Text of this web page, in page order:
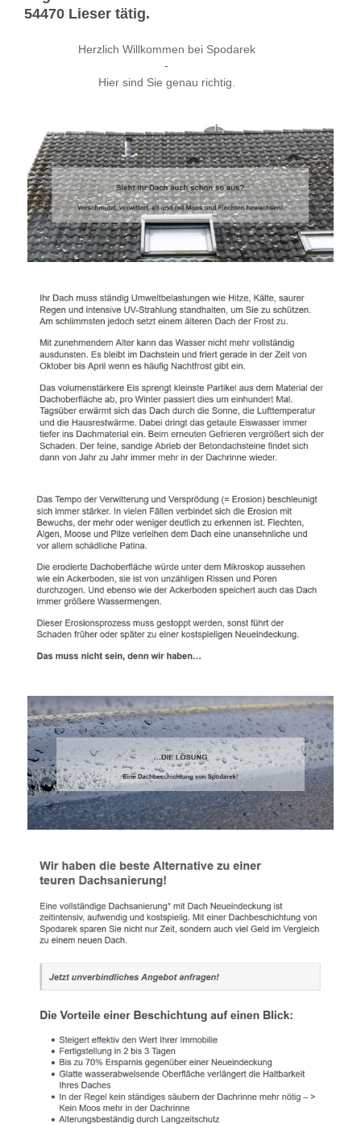
54470 Lieser tätig.
Herzlich Willkommen bei Spodarek
-
Hier sind Sie genau richtig.